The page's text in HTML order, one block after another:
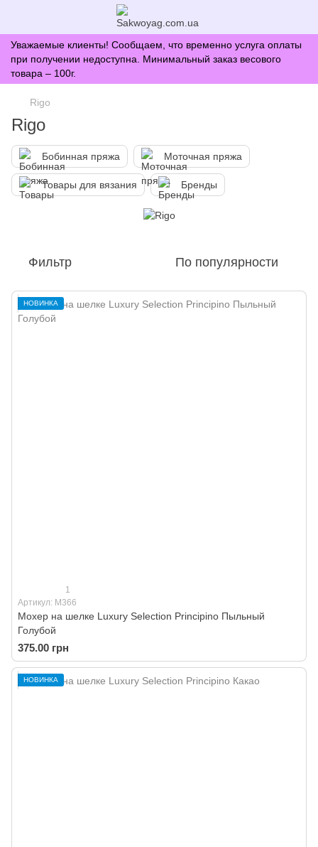
Уважаемые клиенты! Сообщаем, что временно услуга оплаты
при получении недоступна. Минимальный заказ весового
товара – 100г.
Rigo
Rigo
Бобинная пряжа Моточная пряжа
Товары для вязания Бренды
Фильтр По популярности
НОВИНКА
1
Артикул: M366
Мохер на шелке Luxury Selection Principino Пыльный
Голубой
375.00 грн
НОВИНКА